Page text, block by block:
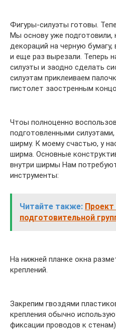
Фигуры-силуэты готовы.
Мы основу уже подготовили,
декораций на черную
и еще раз вырезали. Теперь
силуэты и заодно сделать
силуэтам приклеиваем
пистолет заостренным
Чтоы полноценно
подготовленными
ширму. К моему счастью, у
ширма. Основные
внутри ширмы Нам
инструменты:
Читайте также: Проект
подготовительной
На нижней планке окна
креплений.
Закрепим гвоздями
крепления обычно
фиксации проводов к